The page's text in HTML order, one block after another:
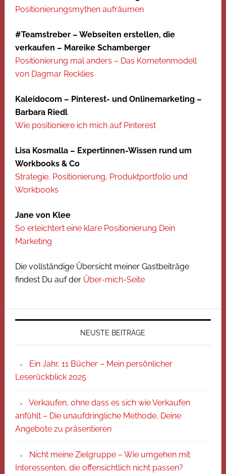
Positionierungsmythen aufräumen
#Teamstreber – Webseiten erstellen, die
verkaufen – Mareike Schamberger
Positionierung mal anders – Das Kometenmodell
von Dagmar Recklies
Kaleidocom – Pinterest- und Onlinemarketing –
Barbara Riedl
Wie positioniere ich mich auf Pinterest
Lisa Kosmalla – Expertinnen-Wissen rund um
Workbooks & Co
Strategie, Positionierung, Produktportfolio und
Workbooks
Jane von Klee
So erleichtert eine klare Positionierung Dein
Marketing
Die vollständige Übersicht meiner Gastbeiträge
findest Du auf der Über-mich-Seite
NEUSTE BEITRÄGE
Ein Jahr, 11 Bücher – Mein persönlicher
Leserückblick 2025
Verkaufen, ohne dass es sich wie Verkaufen
anfühlt – Die unaufdringliche Methode, Deine
Angebote zu präsentieren
Nicht meine Zielgruppe – Wie umgehen mit
Interessenten, die offensichtlich nicht passen?